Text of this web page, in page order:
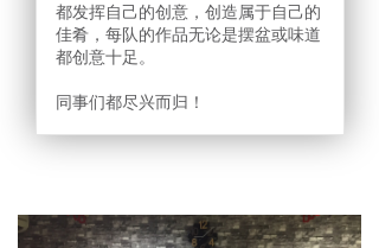
都发挥自己的创意，创造属于自己的
佳肴，每队的作品无论是摆盆或味道
都创意十足。
同事们都尽兴而归！